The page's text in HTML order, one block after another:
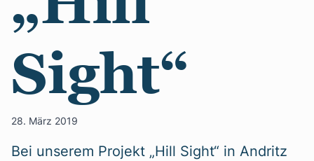
Sight“
28. März 2019
Bei unserem Projekt „Hill Sight“ in Andritz